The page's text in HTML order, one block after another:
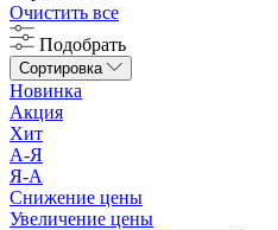
Очистить все
Подобрать
Сортировка
Новинка
Акция
Хит
А-Я
Я-А
Снижение цены
Увеличение цены